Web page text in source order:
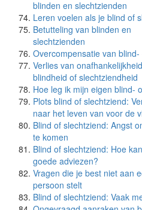
blinden en slechtzienden
Leren voelen als je blind of
Betutteling van blinden en
slechtzienden
Overcompensatie van
Verlies van
blindheid of slechtziendheid
Hoe leg ik mijn eigen blind-
Plots blind of slechtziend:
naar het leven van voor de
Blind of slechtziend: Angst
te komen
Blind of slechtziend: Hoe
goede adviezen?
Vragen die je best niet aan
persoon stelt
Blind of slechtziend: Vaak